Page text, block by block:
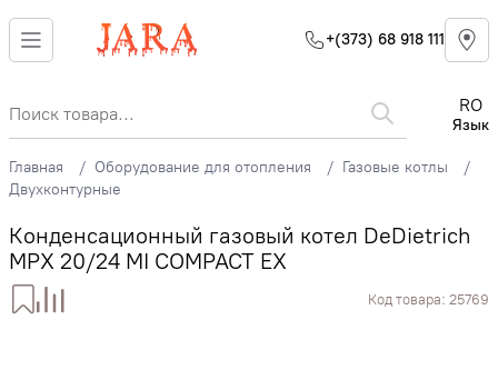
+(373) 68 918 111
RO
Язык
Главная Оборудование для отопления
Газовые котлы
Двухконтурные
Конденсационный газовый котел DeDietrich
MPX 20/24 MI COMPACT EX
Код товара: 25769